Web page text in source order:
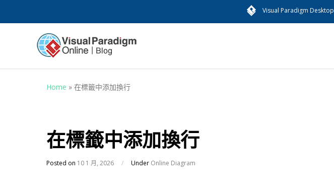
Visual Paradigm Desktop
Home » 在標籤中添加換行
在標籤中添加換行
Posted on 10 1 月, 2026 / Under Online Diagram